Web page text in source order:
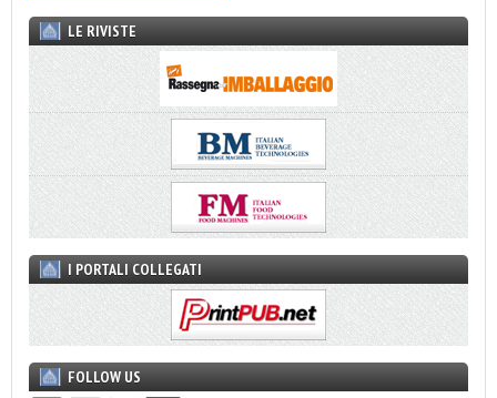
LE RIVISTE
I PORTALI COLLEGATI
FOLLOW US